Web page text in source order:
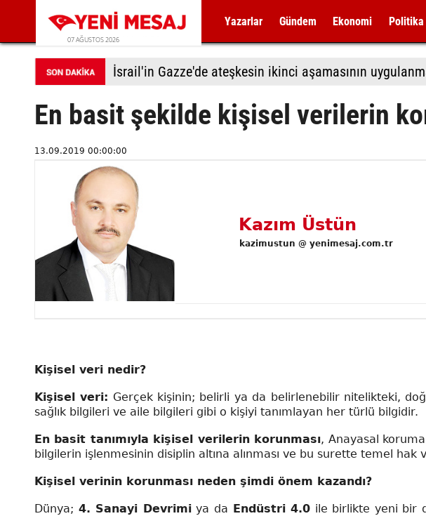
07 AĞUSTOS 2026
Yazarlar Gündem Ekonomi Politika
En basit şekilde kişisel verilerin
13.09.2019 00:00:00
Kazım Üstün
kazimustun @ yenimesaj.com.tr
Kişisel veri nedir?
Kişisel veri: Gerçek kişinin; belirli ya da belirlenebilir nitelikteki,
sağlık bilgileri ve aile bilgileri gibi o kişiyi tanımlayan her türlü bilgidir.
En basit tanımıyla kişisel verilerin korunması, Anayasal
bilgilerin işlenmesinin disiplin altına alınması ve bu surette temel hak
Kişisel verinin korunması neden şimdi önem kazandı?
Dünya; 4. Sanayi Devrimiya da Endüstri 4.0 ile birlikte yeni bir